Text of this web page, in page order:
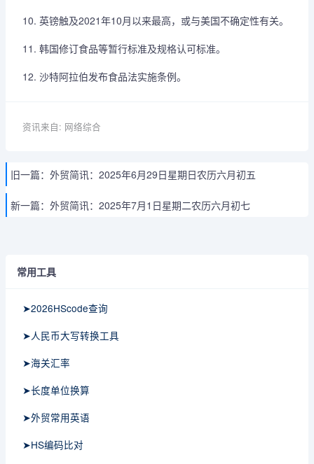
10. 英镑触及2021年10月以来最高，或与美国不确定性有关。
11. 韩国修订食品等暂行标准及规格认可标准。
12. 沙特阿拉伯发布食品法实施条例。
资讯来自: 网络综合
旧一篇： 外贸简讯：2025年6月29日星期日农历六月初五
新一篇： 外贸简讯：2025年7月1日星期二农历六月初七
常用工具
➤2026HScode查询
➤人民币大写转换工具
➤海关汇率
➤长度单位换算
➤外贸常用英语
➤HS编码比对